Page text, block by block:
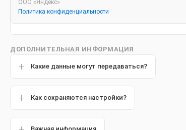
лет
Гигиена полости рта у подростков
ООО «Яндекс»
Политика конфиденциальности
ДОПОЛНИТЕЛЬНАЯ ИНФОРМАЦИЯ
Какие данные могут передаваться?
Как сохраняются настройки?